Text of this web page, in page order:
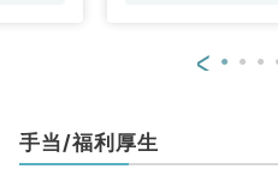
<
手当/福利厚生